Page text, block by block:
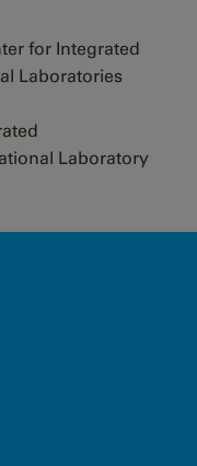
for Integrated
Laboratories
Laboratory